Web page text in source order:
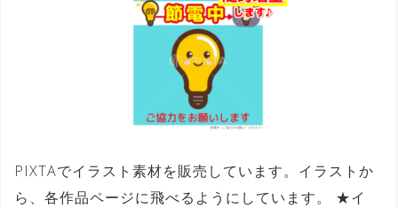
PIXTAでイラスト素材を販売しています。イラストか
ら、各作品ページに飛べるようにしています。 ★イ